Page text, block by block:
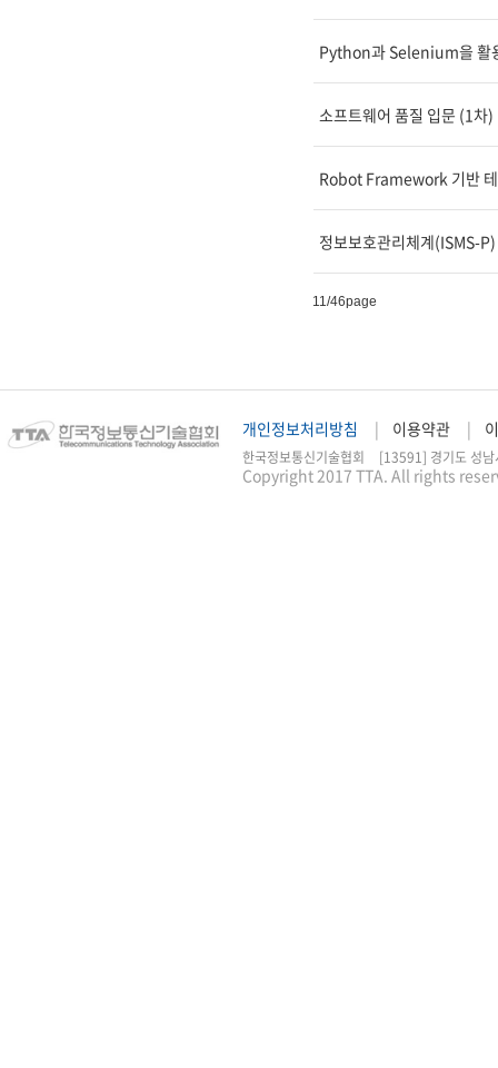
Python과 Selenium을 활
소프트웨어 품질 입문 (1차)
Robot Framework 기반
정보보호관리체계(ISMS-
11/46page
개인정보처리방침 이용약관
한국정보통신기술협회 [13591] 경기도 성
Copyright 2017 TTA. All rights